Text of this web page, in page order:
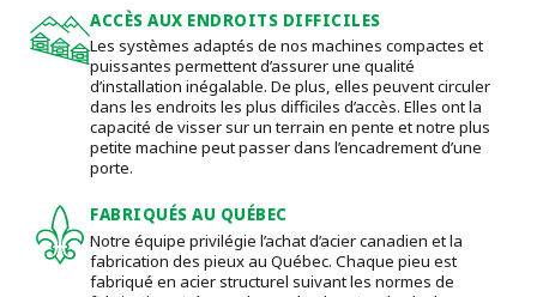
ACCÈS AUX ENDROITS DIFFICILES
Les systèmes adaptés de nos machines compactes et
puissantes permettent d’assurer une qualité
d’installation inégalable. De plus, elles peuvent circuler
dans les endroits les plus difficiles d’accès. Elles ont la
capacité de visser sur un terrain en pente et notre plus
petite machine peut passer dans l’encadrement d’une
porte.
FABRIQUÉS AU QUÉBEC
Notre équipe privilégie l’achat d’acier canadien et la
fabrication des pieux au Québec. Chaque pieu est
fabriqué en acier structurel suivant les normes de